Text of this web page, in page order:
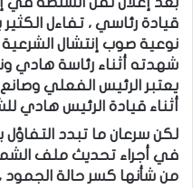
قيادة رئاسي ، تفاءل
نوعية صوب إنتشال الشرعية
شهدته أثناء رئاسة هادي
يعتبر الرئيس الفعلي
أثناء قيادة الرئيس هادي
لكن سرعان ما تبدد
في أجراء تحديث ملف
من شأنها كسر حالة الجمود